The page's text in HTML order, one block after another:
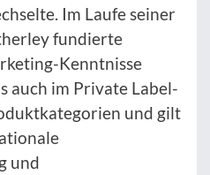
Im Laufe seiner
fundierte
Kenntnisse
auch im Private Label-
und gilt
und